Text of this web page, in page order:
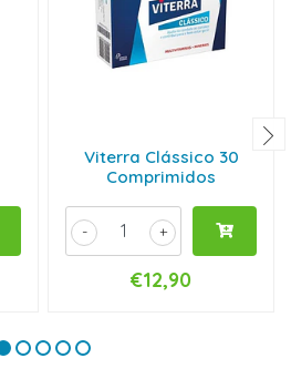
Viterra Clássico 30
Comprimidos
+
-
€12,90